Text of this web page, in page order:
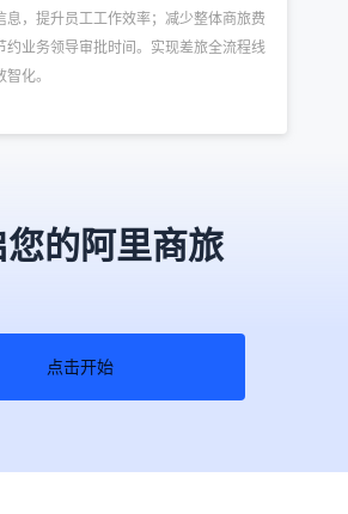
息，提升员工工作效率；减少整体商旅费
约业务领导审批时间。实现差旅全流程线
化。
您的阿里商旅
点击开始